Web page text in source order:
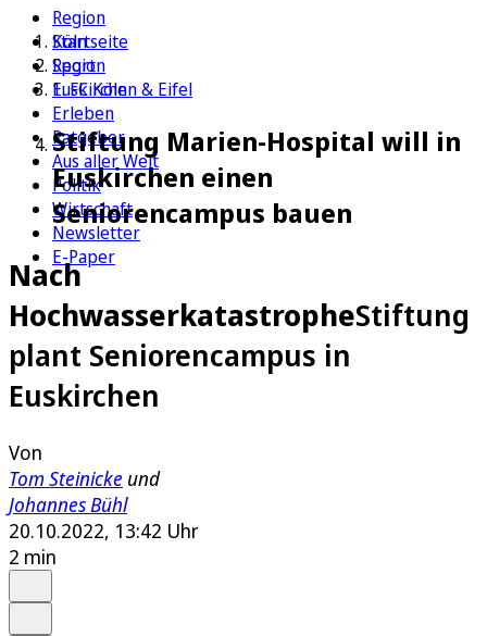
Region
Köln
Sport
1. FC Köln
Erleben
Ratgeber
Aus aller Welt
Politik
Wirtschaft
Newsletter
E-Paper
Startseite
Region
Euskirchen & Eifel
Stiftung Marien-Hospital will in
Euskirchen einen
Seniorencampus bauen
Nach
HochwasserkatastropheStiftung
plant Seniorencampus in
Euskirchen
Von
Tom Steinicke und
Johannes Bühl
20.10.2022, 13:42 Uhr
2 min